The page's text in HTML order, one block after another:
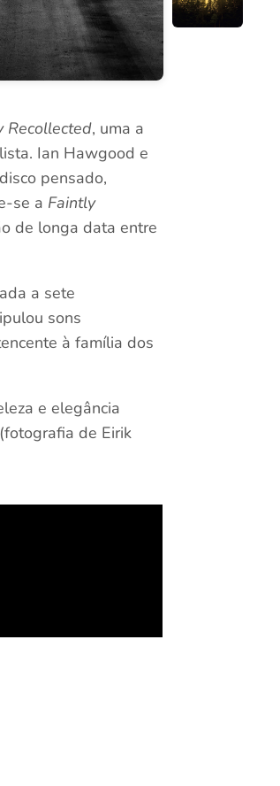
Recollected, uma a
Ian Hawgood e
pensado,
se a Faintly
de longa data entre
a sete
sons
à família dos
e elegância
de Eirik